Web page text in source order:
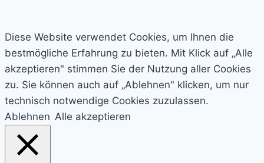
Diese Website verwendet Cookies, um Ihnen die
bestmögliche Erfahrung zu bieten. Mit Klick auf „Alle
akzeptieren" stimmen Sie der Nutzung aller Cookies
zu. Sie können auch auf „Ablehnen" klicken, um nur
technisch notwendige Cookies zuzulassen.
Ablehnen Alle akzeptieren